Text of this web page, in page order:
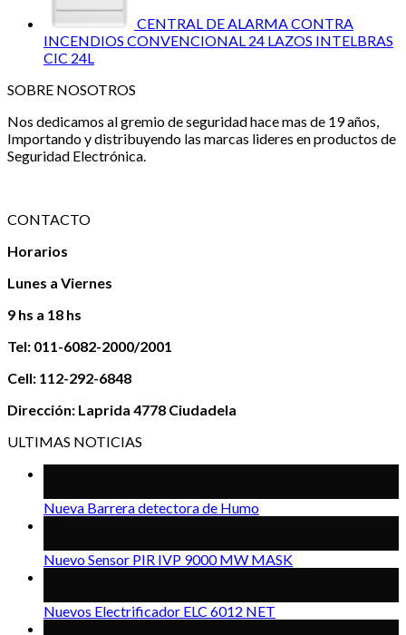
CENTRAL DE ALARMA CONTRA
INCENDIOS CONVENCIONAL 24 LAZOS INTELBRAS
CIC 24L
SOBRE NOSOTROS
Nos dedicamos al gremio de seguridad hace mas de 19 años,
Importando y distribuyendo las marcas lideres en productos de
Seguridad Electrónica.
CONTACTO
Horarios
Lunes a Viernes
9 hs a 18 hs
Tel: 011-6082-2000/2001
Cell: 112-292-6848
Dirección: Laprida 4778 Ciudadela
ULTIMAS NOTICIAS
Nueva Barrera detectora de Humo
Nuevo Sensor PIR IVP 9000 MW MASK
Nuevos Electrificador ELC 6012 NET